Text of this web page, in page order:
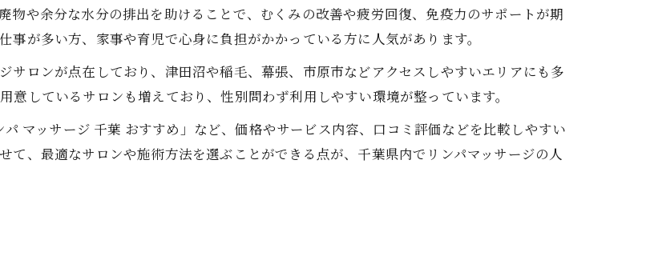
ッサージで余分な水分を流す方法とは
に役立つリンパマッサージのコツ
解消に役立つリンパマッサージ法
消に効果的なリンパマッサージの実践法
ーク疲れに効くリンパマッサージの方法
ッサージで全身の重だるさをリセット
ジなら整体との差を知ると安心
物や余分な水分の排出を助けることで、むくみの改善や疲労回復、免疫力のサポートが期
が多い方、家事や育児で心身に負担がかかっている方に人気があります。
サロンが点在しており、津田沼や稲毛、幕張、市原市などアクセスしやすいエリアにも多
しているサロンも増えており、性別問わず利用しやすい環境が整っています。
マッサージ 千葉 おすすめ」など、価格やサービス内容、口コミ評価などを比較しやすい
て、最適なサロンや施術方法を選ぶことができる点が、千葉県内でリンパマッサージの人